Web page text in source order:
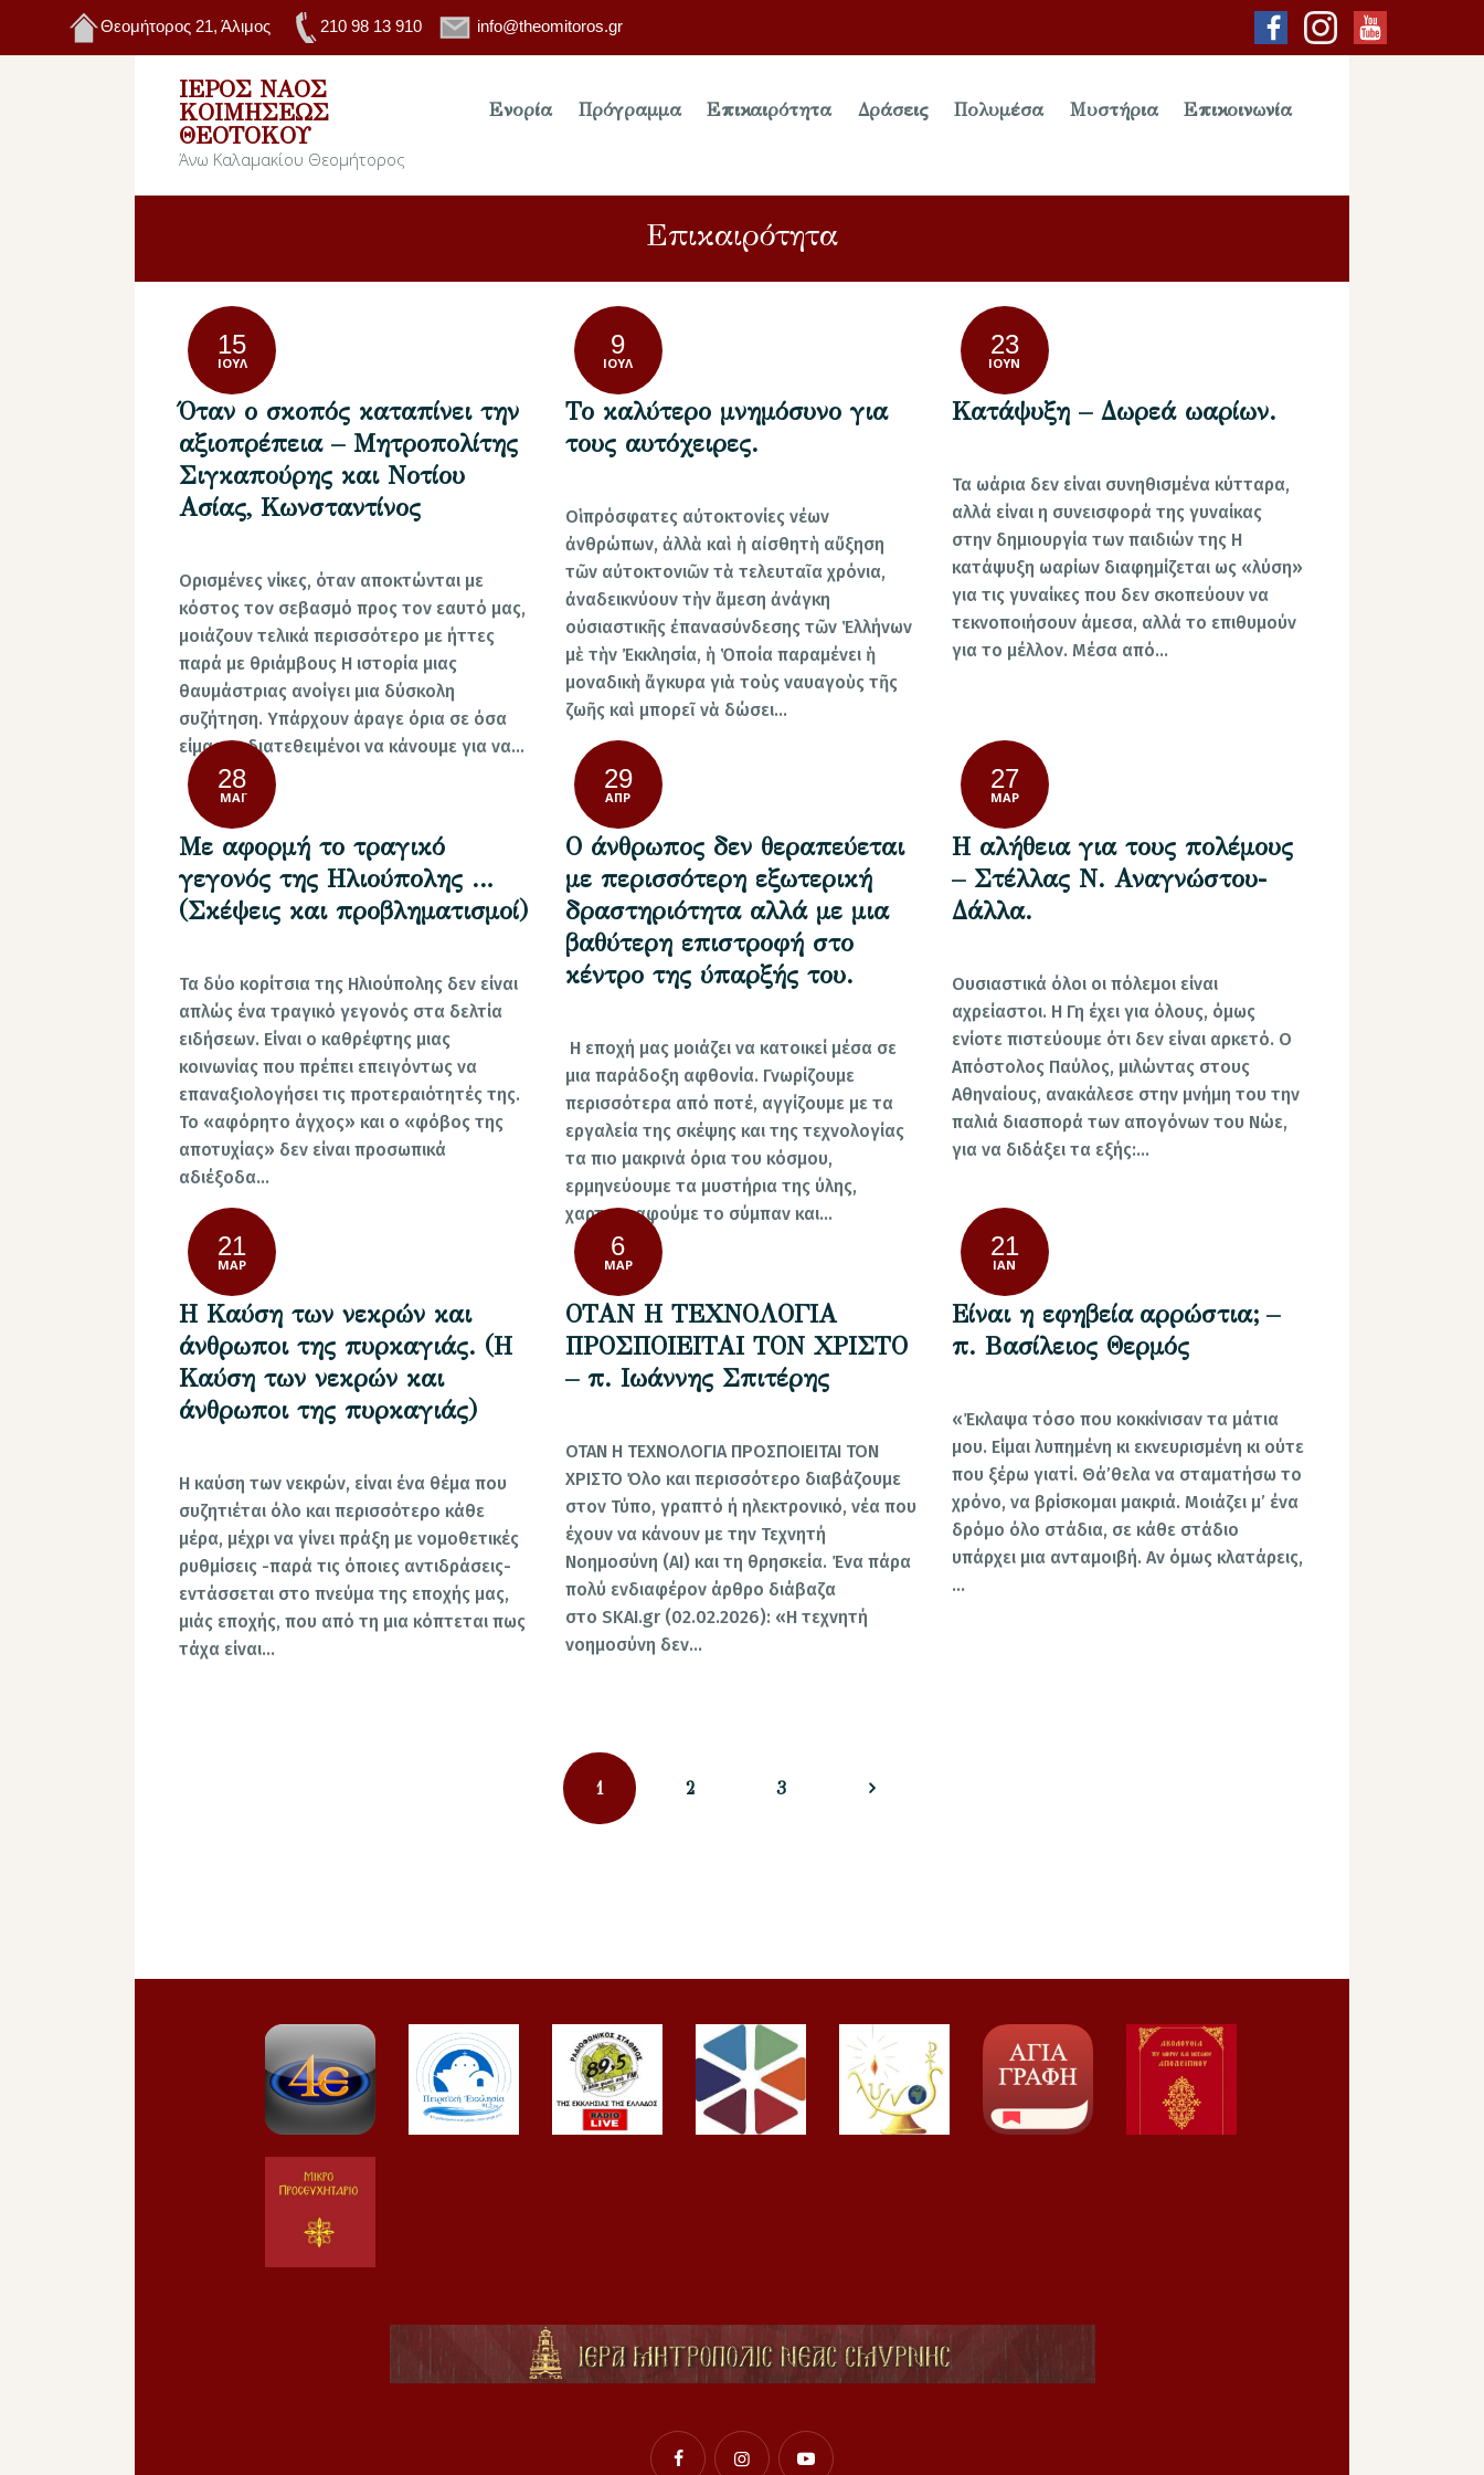
Θεομήτορος 21, Άλιμος 210 98 13 910 info@theomitoros.gr
ΙΕΡΌΣ ΝΑΌΣ
ΚΟΙΜΉΣΕΩΣ
ΘΕΟΤΌΚΟΥ
Άνω Καλαμακίου Θεομήτορος
Ενορία Πρόγραμμα Επικαιρότητα Δράσεις Πολυμέσα Μυστήρια Επικοινωνία
Επικαιρότητα
15
ΙΟΎΛ
Όταν ο σκοπός καταπίνει την
αξιοπρέπεια – Μητροπολίτης
Σιγκαπούρης και Νοτίου
Ασίας, Κωνσταντίνος
Ορισμένες νίκες, όταν αποκτώνται με
κόστος τον σεβασμό προς τον εαυτό μας,
μοιάζουν τελικά περισσότερο με ήττες
παρά με θριάμβους Η ιστορία μιας
θαυμάστριας ανοίγει μια δύσκολη
συζήτηση. Υπάρχουν άραγε όρια σε όσα
είμαστε διατεθειμένοι να κάνουμε για να…
9
ΙΟΎΛ
Το καλύτερο μνημόσυνο για
τους αυτόχειρες.
Οἱ πρόσφατες αὐτοκτονίες νέων
ἀνθρώπων, ἀλλὰ καὶ ἡ αἰσθητὴ αὔξηση
τῶν αὐτοκτονιῶν τὰ τελευταῖα χρόνια,
ἀναδεικνύουν τὴν ἄμεση ἀνάγκη
οὐσιαστικῆς ἐπανασύνδεσης τῶν Ἑλλήνων
μὲ τὴν Ἐκκλησία, ἡ Ὁποία παραμένει ἡ
μοναδικὴ ἄγκυρα γιὰ τοὺς ναυαγοὺς τῆς
ζωῆς καὶ μπορεῖ νὰ δώσει…
23
ΙΟΎΝ
Κατάψυξη – Δωρεά ωαρίων.
Τα ωάρια δεν είναι συνηθισμένα κύτταρα,
αλλά είναι η συνεισφορά της γυναίκας
στην δημιουργία των παιδιών της Η
κατάψυξη ωαρίων διαφημίζεται ως «λύση»
για τις γυναίκες που δεν σκοπεύουν να
τεκνοποιήσουν άμεσα, αλλά το επιθυμούν
για το μέλλον. Μέσα από…
28
ΜΆΙ
Με αφορμή το τραγικό
γεγονός της Ηλιούπολης …
(Σκέψεις και προβληματισμοί)
Τα δύο κορίτσια της Ηλιούπολης δεν είναι
απλώς ένα τραγικό γεγονός στα δελτία
ειδήσεων. Είναι ο καθρέφτης μιας
κοινωνίας που πρέπει επειγόντως να
επαναξιολογήσει τις προτεραιότητές της.
Το «αφόρητο άγχος» και ο «φόβος της
αποτυχίας» δεν είναι προσωπικά
αδιέξοδα…
29
ΑΠΡ
Ο άνθρωπος δεν θεραπεύεται
με περισσότερη εξωτερική
δραστηριότητα αλλά με μια
βαθύτερη επιστροφή στο
κέντρο της ύπαρξής του.
Η εποχή μας μοιάζει να κατοικεί μέσα σε
μια παράδοξη αφθονία. Γνωρίζουμε
περισσότερα από ποτέ, αγγίζουμε με τα
εργαλεία της σκέψης και της τεχνολογίας
τα πιο μακρινά όρια του κόσμου,
ερμηνεύουμε τα μυστήρια της ύλης,
χαρτογραφούμε το σύμπαν και…
27
ΜΑΡ
Η αλήθεια για τους πολέμους
– Στέλλας Ν. Αναγνώστου-
Δάλλα.
Ουσιαστικά όλοι οι πόλεμοι είναι
αχρείαστοι. Η Γη έχει για όλους, όμως
ενίοτε πιστεύουμε ότι δεν είναι αρκετό. Ο
Απόστολος Παύλος, μιλώντας στους
Αθηναίους, ανακάλεσε στην μνήμη του την
παλιά διασπορά των απογόνων του Νώε,
για να διδάξει τα εξής:…
21
ΜΑΡ
Η Καύση των νεκρών και
άνθρωποι της πυρκαγιάς. (Η
Καύση των νεκρών και
άνθρωποι της πυρκαγιάς)
Η καύση των νεκρών, είναι ένα θέμα που
συζητιέται όλο και περισσότερο κάθε
μέρα, μέχρι να γίνει πράξη με νομοθετικές
ρυθμίσεις -παρά τις όποιες αντιδράσεις-
εντάσσεται στο πνεύμα της εποχής μας,
μιάς εποχής, που από τη μια κόπτεται πως
τάχα είναι…
6
ΜΑΡ
ΟΤΑΝ Η ΤΕΧΝΟΛΟΓΙΑ
ΠΡΟΣΠΟΙΕΙΤΑΙ ΤΟΝ ΧΡΙΣΤΟ
– π. Ιωάννης Σπιτέρης
ΟΤΑΝ Η ΤΕΧΝΟΛΟΓΙΑ ΠΡΟΣΠΟΙΕΙΤΑΙ ΤΟΝ
ΧΡΙΣΤΟ Όλο και περισσότερο διαβάζουμε
στον Τύπο, γραπτό ή ηλεκτρονικό, νέα που
έχουν να κάνουν με την Τεχνητή
Νοημοσύνη (AI) και τη θρησκεία. Ένα πάρα
πολύ ενδιαφέρον άρθρο διάβαζα
στο SKAI.gr (02.02.2026): «Η τεχνητή
νοημοσύνη δεν…
21
ΙΑΝ
Είναι η εφηβεία αρρώστια; –
π. Βασίλειος Θερμός
«Έκλαψα τόσο που κοκκίνισαν τα μάτια
μου. Είμαι λυπημένη κι εκνευρισμένη κι ούτε
που ξέρω γιατί. Θά’θελα να σταματήσω το
χρόνο, να βρίσκομαι μακριά. Μοιάζει μ’ ένα
δρόμο όλο στάδια, σε κάθε στάδιο
υπάρχει μια ανταμοιβή. Αν όμως κλατάρεις,
…
PAGE
1 PAGE
2 PAGE
3